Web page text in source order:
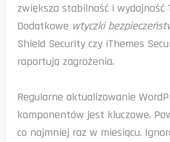
zwiększa stabilność i wydajność
Dodatkowe wtyczki
Shield Security czy iThemes
raportują zagrożenia.
Regularne aktualizowanie
komponentów jest kluczowe.
co najmniej raz w miesiącu.